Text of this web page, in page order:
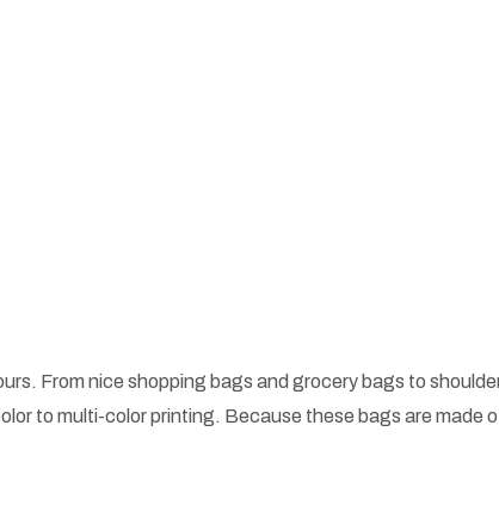
From nice shopping bags and grocery bags to
to multi-color printing. Because these bags are made